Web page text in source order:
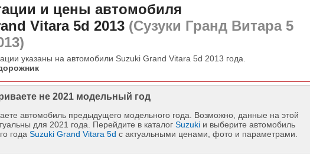
и цены автомобиля
Vitara 5d 2013(Сузуки Гранд Витара 5
указаны на автомобили Suzuki Grand Vitara 5d 2013 года.
не 2021 модельный год
автомобиль предыдущего модельного года. Возможно, данные на этой
для 2021 года. Перейдите в каталог Suzukiи выберите автомобиль
года Suzuki Grand Vitara 5d с актуальными ценами, фото и параметрами.